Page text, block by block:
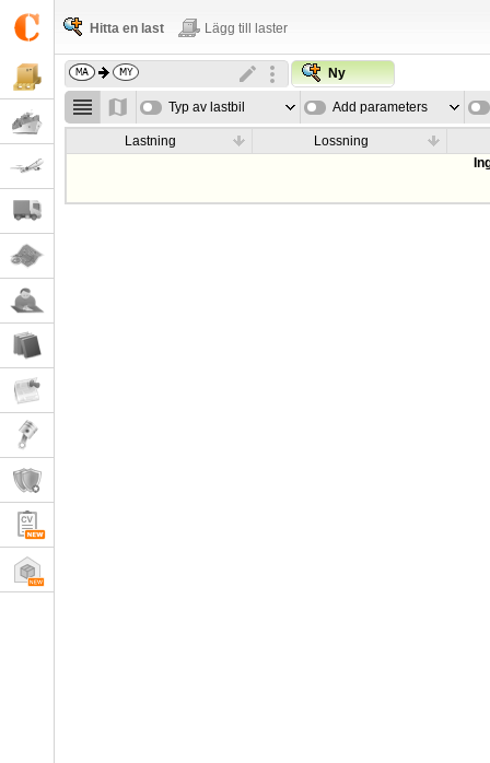
Hitta en last Lägg till laster
Ny
Typ av lastbil Add parameters
Lastning
Lossning